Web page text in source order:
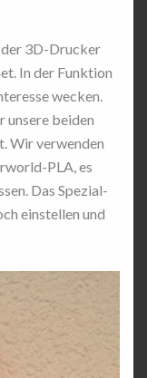
der 3D-Drucker
In der Funktion
wecken.
unsere beiden
Wir verwenden
PLA, es
Das Spezial-
einstellen und